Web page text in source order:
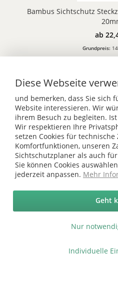
Bambus Sichtschutz
ab
Grundpreis:
Ab 75 €
Service Hotline
Shop Service
Informationen
Diese Webseite
und bemerken, dass Sie sich
Website interessieren. Wir
ihrem Besuch zu begleiten.
Wir respektieren Ihre
setzen Cookies für technische
Komfortfunktionen, unseren
Sichtschutzplaner als auch
Sie können Cookies
jederzeit anpassen. Mehr
Nur
Geht
Individuelle